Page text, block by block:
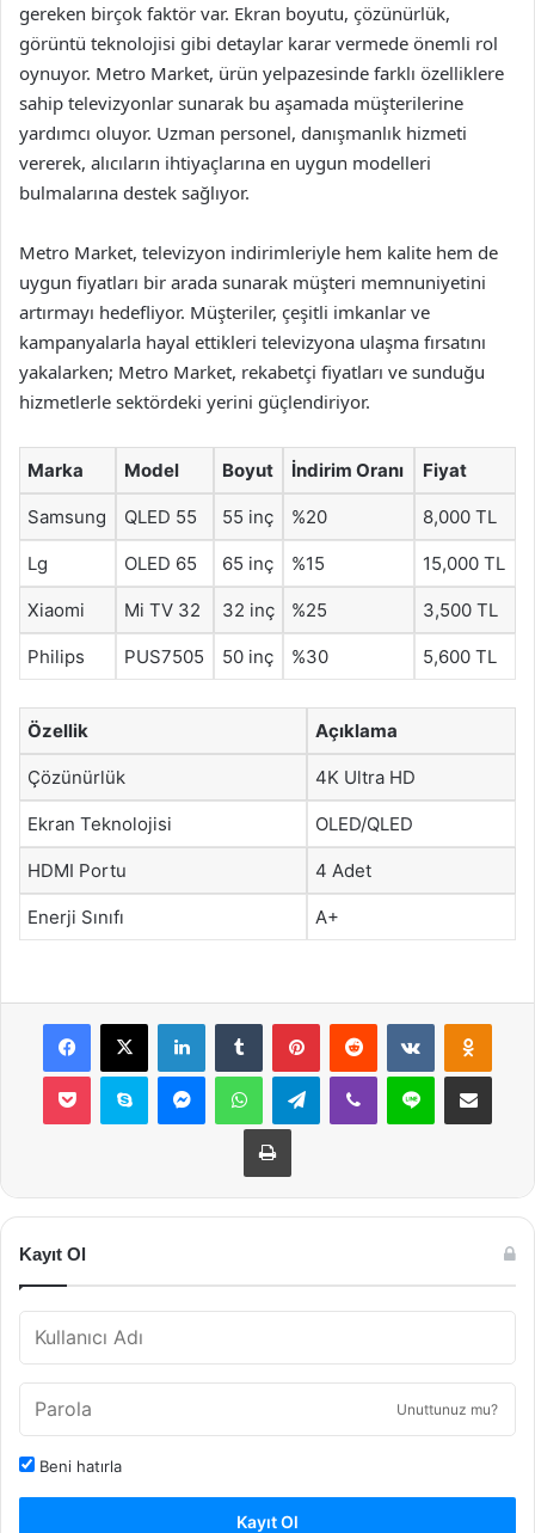
gereken birçok faktör var. Ekran boyutu, çözünürlük,
görüntü teknolojisi gibi detaylar karar vermede önemli rol
oynuyor. Metro Market, ürün yelpazesinde farklı özelliklere
sahip televizyonlar sunarak bu aşamada müşterilerine
yardımcı oluyor. Uzman personel, danışmanlık hizmeti
vererek, alıcıların ihtiyaçlarına en uygun modelleri
bulmalarına destek sağlıyor.
Metro Market, televizyon indirimleriyle hem kalite hem de
uygun fiyatları bir arada sunarak müşteri memnuniyetini
artırmayı hedefliyor. Müşteriler, çeşitli imkanlar ve
kampanyalarla hayal ettikleri televizyona ulaşma fırsatını
yakalarken; Metro Market, rekabetçi fiyatları ve sunduğu
hizmetlerle sektördeki yerini güçlendiriyor.
Marka Model Boyut İndirim Oranı Fiyat
Samsung QLED 55 55 inç %20 8,000 TL
Lg OLED 65 65 inç %15 15,000 TL
Xiaomi Mi TV 32 32 inç %25 3,500 TL
Philips PUS7505 50 inç %30 5,600 TL
Özellik Açıklama
Çözünürlük 4K Ultra HD
Ekran Teknolojisi OLED/QLED
HDMI Portu 4 Adet
Enerji Sınıfı A+
Facebook
X LinkedInTumblr PinterestReddit VKontakte
Pocket Skype MessengerWhatsAppTelegramViber Line E-Posta ile
Yazdır
Kayıt Ol
Unuttunuz mu?
Beni hatırla
Kayıt Ol